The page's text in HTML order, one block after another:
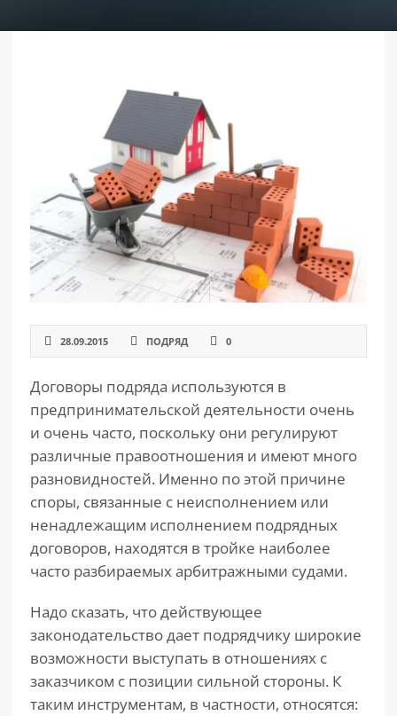
28.09.2015 ПОДРЯД 0
Договоры подряда используются в
предпринимательской деятельности очень
и очень часто, поскольку они регулируют
различные правоотношения и имеют много
разновидностей. Именно по этой причине
споры, связанные с неисполнением или
ненадлежащим исполнением подрядных
договоров, находятся в тройке наиболее
часто разбираемых арбитражными судами.
Надо сказать, что действующее
законодательство дает подрядчику широкие
возможности выступать в отношениях с
заказчиком с позиции сильной стороны. К
таким инструментам, в частности, относятся: